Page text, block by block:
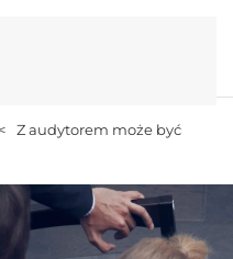
Z audytorem może być